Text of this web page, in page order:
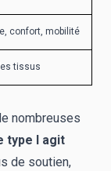
confort, mobilité
tissus
nombreuses
type I agit
de soutien,